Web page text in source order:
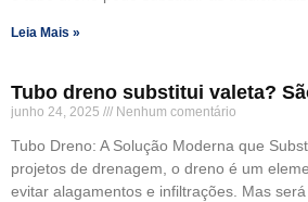
Leia Mais »
Tubo dreno substitui valeta?
junho 24, 2025 Nenhum comentário
Tubo Dreno: A Solução Moderna que
projetos de drenagem, o dreno é um
evitar alagamentos e infiltrações. Mas